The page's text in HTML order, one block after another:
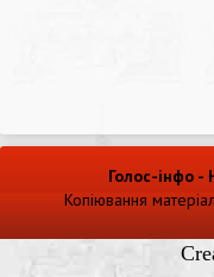
Голос-інфо -
Копіювання